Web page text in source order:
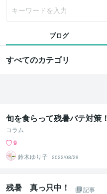
ブログ
すべてのカテゴリ
旬を食らって残暑バテ対策！
コラム
9
鈴木ゆり子 2022/08/29
残暑 真っ只中！
記事